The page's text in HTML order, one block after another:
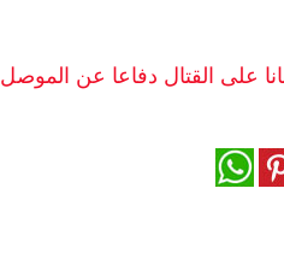
على القتال دفاعا عن الموصل